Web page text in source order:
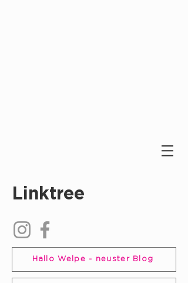
Linktree
Hallo Welpe - neuster Blog